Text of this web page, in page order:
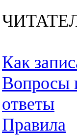
Как
Вопросы
ответы
Правила